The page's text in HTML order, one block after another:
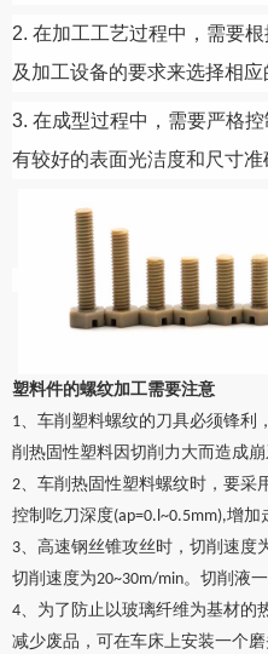
2. 在加工工艺过程中，需要
及加工设备的要求来选择相应
3. 在成型过程中，需要严格
有较好的表面光洁度和尺寸准
塑料件的螺纹加工需要注意
1
车削塑料螺纹的刀具必须锋利
削热固性塑料因切削力大而造成崩
2
车削热固性塑料螺纹时，要采
控制吃刀深度(ap=0.l~0.5mm),增加
3
高速钢丝锥攻丝时，切削速度
切削速度为20~30m/min。切削液
4
为了防止以玻璃纤维为基材的
减少废品，可在车床上安装一个磨